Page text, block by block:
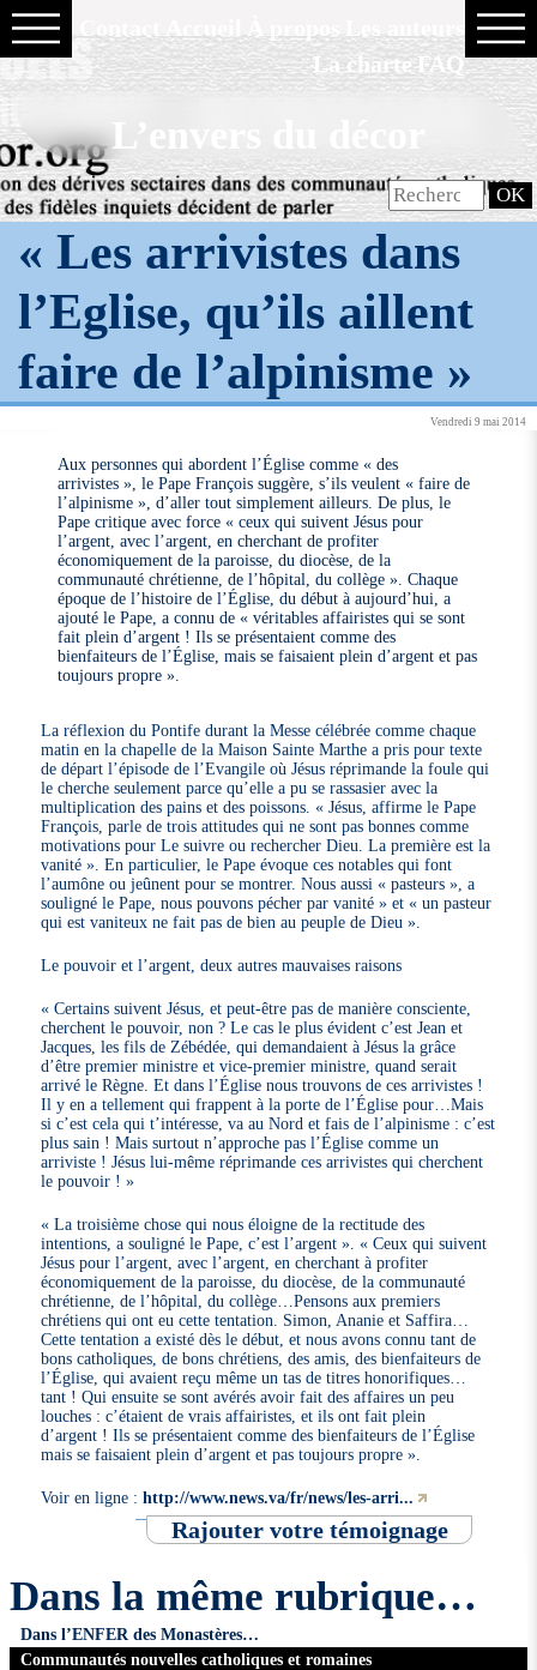
La charte FAQ
L’envers du décor
« Les arrivistes dans
l’Eglise, qu’ils aillent
faire de l’alpinisme »
Vendredi 9 mai 2014
Aux personnes qui abordent l’Église comme « des
arrivistes », le Pape François suggère, s’ils veulent « faire de
l’alpinisme », d’aller tout simplement ailleurs. De plus, le
Pape critique avec force « ceux qui suivent Jésus pour
l’argent, avec l’argent, en cherchant de profiter
économiquement de la paroisse, du diocèse, de la
communauté chrétienne, de l’hôpital, du collège ». Chaque
époque de l’histoire de l’Église, du début à aujourd’hui, a
ajouté le Pape, a connu de « véritables affairistes qui se sont
fait plein d’argent ! Ils se présentaient comme des
bienfaiteurs de l’Église, mais se faisaient plein d’argent et pas
toujours propre ».
La réflexion du Pontife durant la Messe célébrée comme chaque
matin en la chapelle de la Maison Sainte Marthe a pris pour texte
de départ l’épisode de l’Evangile où Jésus réprimande la foule qui
le cherche seulement parce qu’elle a pu se rassasier avec la
multiplication des pains et des poissons. « Jésus, affirme le Pape
François, parle de trois attitudes qui ne sont pas bonnes comme
motivations pour Le suivre ou rechercher Dieu. La première est la
vanité ». En particulier, le Pape évoque ces notables qui font
l’aumône ou jeûnent pour se montrer. Nous aussi « pasteurs », a
souligné le Pape, nous pouvons pécher par vanité » et « un pasteur
qui est vaniteux ne fait pas de bien au peuple de Dieu ».
Le pouvoir et l’argent, deux autres mauvaises raisons
« Certains suivent Jésus, et peut-être pas de manière consciente,
cherchent le pouvoir, non ? Le cas le plus évident c’est Jean et
Jacques, les fils de Zébédée, qui demandaient à Jésus la grâce
d’être premier ministre et vice-premier ministre, quand serait
arrivé le Règne. Et dans l’Église nous trouvons de ces arrivistes !
Il y en a tellement qui frappent à la porte de l’Église pour…Mais
si c’est cela qui t’intéresse, va au Nord et fais de l’alpinisme : c’est
plus sain ! Mais surtout n’approche pas l’Église comme un
arriviste ! Jésus lui-même réprimande ces arrivistes qui cherchent
le pouvoir ! »
« La troisième chose qui nous éloigne de la rectitude des
intentions, a souligné le Pape, c’est l’argent ». « Ceux qui suivent
Jésus pour l’argent, avec l’argent, en cherchant à profiter
économiquement de la paroisse, du diocèse, de la communauté
chrétienne, de l’hôpital, du collège…Pensons aux premiers
chrétiens qui ont eu cette tentation. Simon, Ananie et Saffira…
Cette tentation a existé dès le début, et nous avons connu tant de
bons catholiques, de bons chrétiens, des amis, des bienfaiteurs de
l’Église, qui avaient reçu même un tas de titres honorifiques…
tant ! Qui ensuite se sont avérés avoir fait des affaires un peu
louches : c’étaient de vrais affairistes, et ils ont fait plein
d’argent ! Ils se présentaient comme des bienfaiteurs de l’Église
mais se faisaient plein d’argent et pas toujours propre ».
Voir en ligne :http://www.news.va/fr/news/les-arri...
Rajouter votre témoignage
Dans la même rubrique…
Dans l’ENFER des Monastères…
Communautés nouvelles catholiques et romaines